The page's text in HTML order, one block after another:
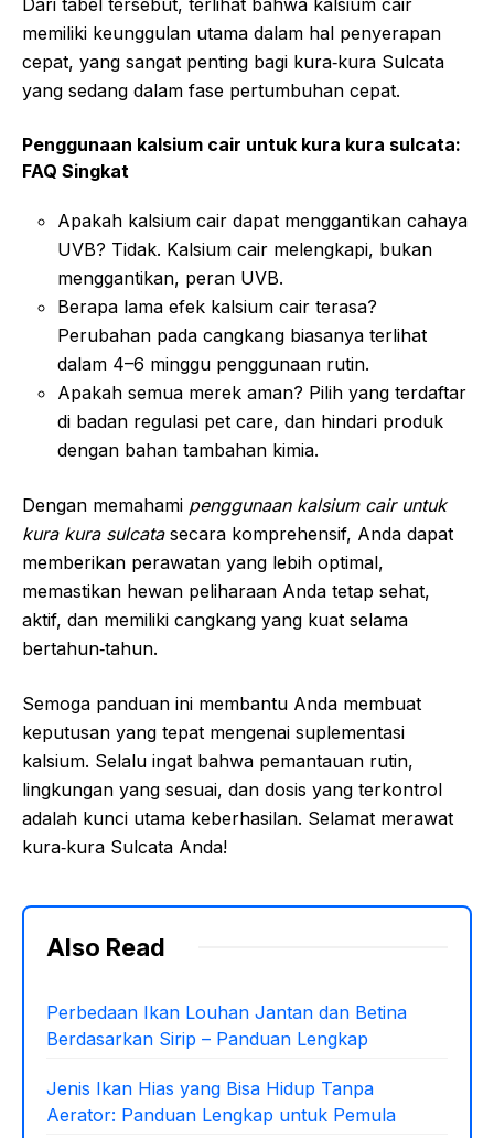
memiliki keunggulan utama dalam hal penyerapan
cepat, yang sangat penting bagi kura‑kura Sulcata
yang sedang dalam fase pertumbuhan cepat.
Penggunaan kalsium cair untuk kura kura sulcata:
FAQ Singkat
Apakah kalsium cair dapat menggantikan cahaya
UVB? Tidak. Kalsium cair melengkapi, bukan
menggantikan, peran UVB.
Berapa lama efek kalsium cair terasa?
Perubahan pada cangkang biasanya terlihat
dalam 4–6 minggu penggunaan rutin.
Apakah semua merek aman? Pilih yang terdaftar
di badan regulasi pet care, dan hindari produk
dengan bahan tambahan kimia.
Dengan memahami penggunaan kalsium cair untuk
kura kura sulcatasecara komprehensif, Anda dapat
memberikan perawatan yang lebih optimal,
memastikan hewan peliharaan Anda tetap sehat,
aktif, dan memiliki cangkang yang kuat selama
bertahun‑tahun.
Semoga panduan ini membantu Anda membuat
keputusan yang tepat mengenai suplementasi
kalsium. Selalu ingat bahwa pemantauan rutin,
lingkungan yang sesuai, dan dosis yang terkontrol
adalah kunci utama keberhasilan. Selamat merawat
kura‑kura Sulcata Anda!
Also Read
Perbedaan Ikan Louhan Jantan dan Betina
Berdasarkan Sirip – Panduan Lengkap
Jenis Ikan Hias yang Bisa Hidup Tanpa
Aerator: Panduan Lengkap untuk Pemula